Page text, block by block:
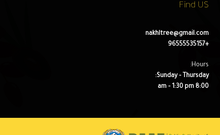
Find US
nakhltree@gmail.com
+96555535157
Hours:
Sunday – Thursday:
8:00 am – 1:30 pm